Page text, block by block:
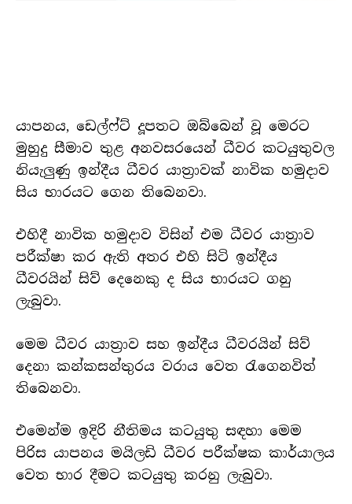
යාපනය, ඩෙල්ෆ්ට් දූපතට ඔබ්බෙන් වූ මෙරට
මුහුදු සීමාව තුළ අනවසරයෙන් ධීවර කටයුතුවල
නියැලුණු ඉන්දීය ධීවර යාත්‍රාවක් නාවික හමුදාව
සිය භාරයට ගෙන තිබෙනවා.
එහිදී නාවික හමුදාව විසින් එම ධීවර යාත්‍රාව
පරීක්ෂා කර ඇති අතර එහි සිටි ඉන්දීය
ධීවරයින් සිව් දෙනෙකු ද සිය භාරයට ගනු
ලැබුවා.
මෙම ධීවර යාත්‍රාව සහ ඉන්දීය ධීවරයින් සිව්
දෙනා කන්කසන්තුරය වරාය වෙත රැගෙනවිත්
තිබෙනවා.
එමෙන්ම ඉදිරි නීතිමය කටයුතු සඳහා මෙම
පිරිස යාපනය මයිලඩි ධීවර පරීක්ෂක කාර්යාලය
වෙත භාර දීමට කටයුතු කරනු ලැබුවා.